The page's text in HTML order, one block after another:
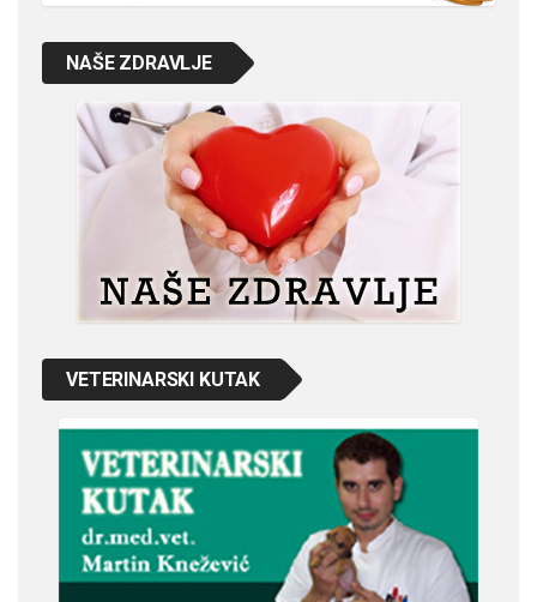
NAŠE ZDRAVLJE
VETERINARSKI KUTAK